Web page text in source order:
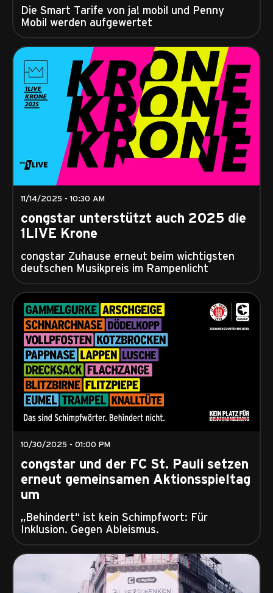
Die Smart Tarife von ja! mobil und Penny
Mobil werden aufgewertet
11/14/2025 - 10:30 AM
congstar unterstützt auch 2025 die
1LIVE Krone
congstar Zuhause erneut beim wichtigsten
deutschen Musikpreis im Rampenlicht
10/30/2025 - 01:00 PM
congstar und der FC St. Pauli setzen
erneut gemeinsamen Aktionsspieltag
um
„Behindert“ ist kein Schimpfwort: Für
Inklusion. Gegen Ableismus.